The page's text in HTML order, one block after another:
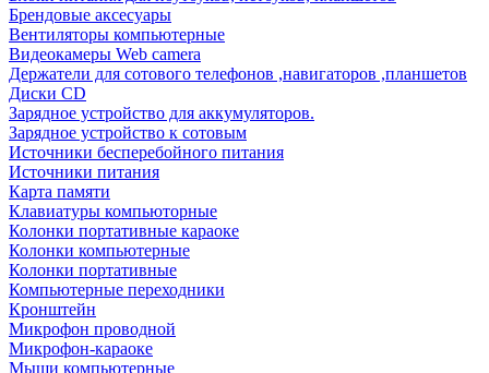
Брендовые аксесуары
Вентиляторы компьютерные
Видеокамеры Web camera
Держатели для сотового телефонов ,навигаторов ,планшетов
Диски CD
Зарядное устройство для аккумуляторов.
Зарядное устройство к сотовым
Источники бесперебойного питания
Источники питания
Карта памяти
Клавиатуры компьюторные
Колонки портативные караоке
Колонки компьютерные
Колонки портативные
Компьютерные переходники
Кронштейн
Микрофон проводной
Микрофон-караоке
Мыши компьютерные